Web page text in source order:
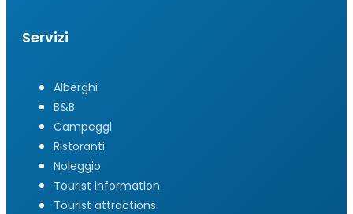
Servizi
Alberghi
B&B
Campeggi
Ristoranti
Noleggio
Tourist information
Tourist attractions